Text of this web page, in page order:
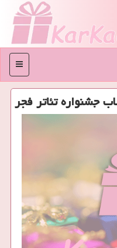
منو
جشنواره تئاتر فجر